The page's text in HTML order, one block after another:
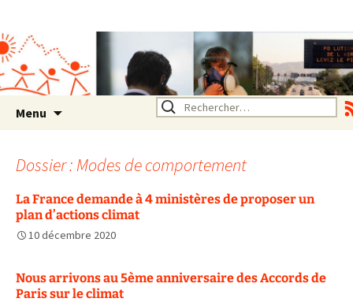
Rhône Alpes
Un environnement sain pour
la santé de tous
Menu Rechercher :
Dossier : Modes de comportement
La France demande à 4 ministères de proposer un
plan d’actions climat
10 décembre 2020
Nous arrivons au 5ème anniversaire des Accords de
Paris sur le climat